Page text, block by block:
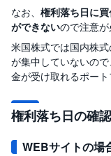
なお、 権利落ち日に
ができないので注意が
米国株式では国内株
が集中していないの
金が受け取れるポート
権利落ち日の確
WEBサイトの場